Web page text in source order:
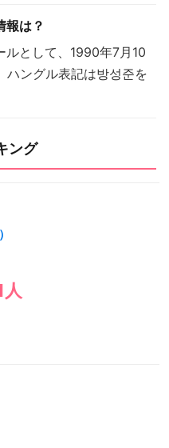
報は？
ルとして、1990年7月10
ハングル表記は방성준を
ング